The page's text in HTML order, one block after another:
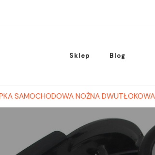
Sklep Blog
SAMOCHODOWA NOŻNA